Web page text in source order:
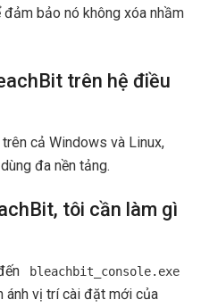
bảo nó không xóa nhầm
trên hệ điều
cả Windows và Linux,
đa nền tảng.
tôi cần làm gì
bleachbit_console.exe
ánh vị trí cài đặt mới của